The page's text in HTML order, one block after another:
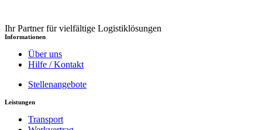
Ihr Partner für vielfältige Logistiklösungen
Informationen
Über uns
Hilfe / Kontakt
Stellenangebote
Leistungen
Transport